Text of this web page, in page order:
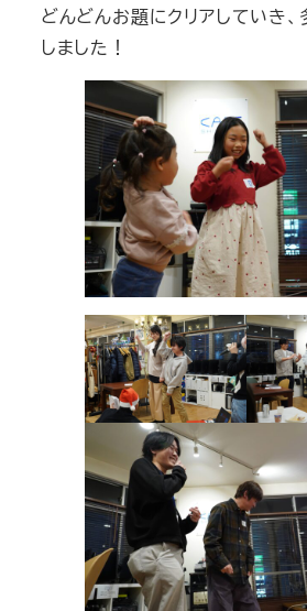
どんどんお題にクリアしていき
しました！